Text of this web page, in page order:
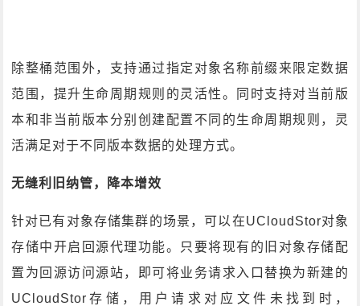
除整桶范围外，支持通过指定对象名称前缀来限定数据
范围，提升生命周期规则的灵活性。同时支持对当前版
本和非当前版本分别创建配置不同的生命周期规则，灵
活满足对于不同版本数据的处理方式。
无缝利旧纳管，降本增效
针对已有对象存储集群的场景，可以在UCloudStor对象
存储中开启回源代理功能。只要将现有的旧对象存储配
置为回源访问源站，即可将业务请求入口替换为新建的
UCloudStor存储，用户请求对应文件未找到时，